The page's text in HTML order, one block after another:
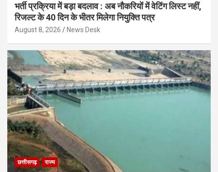
भर्ती प्रक्रिया में बड़ा बदलाव : अब नौकरियों में वेटिंग लिस्ट नहीं,
रिजल्ट के 40 दिन के भीतर मिलेगा नियुक्ति पत्र
August 8, 2026 News Desk
छत्तीसगढ़ राज्य